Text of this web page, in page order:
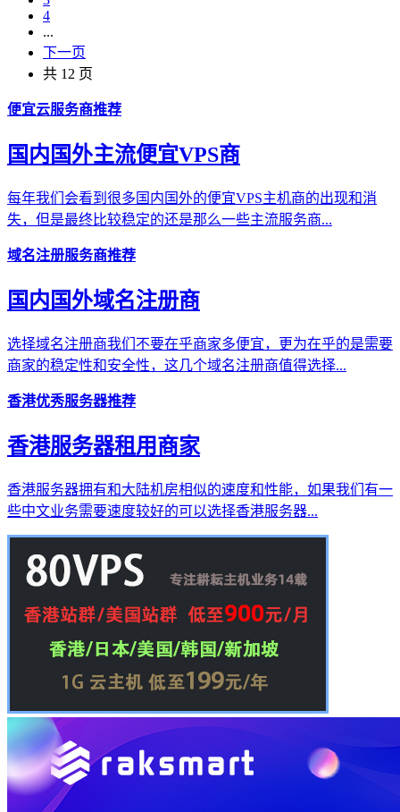
4
...
下一页
共 12 页
便宜云服务商推荐
国内国外主流便宜VPS商
每年我们会看到很多国内国外的便宜VPS主机商的出现和消
失，但是最终比较稳定的还是那么一些主流服务商...
域名注册服务商推荐
国内国外域名注册商
选择域名注册商我们不要在乎商家多便宜，更为在乎的是需要
商家的稳定性和安全性，这几个域名注册商值得选择...
香港优秀服务器推荐
香港服务器租用商家
香港服务器拥有和大陆机房相似的速度和性能，如果我们有一
些中文业务需要速度较好的可以选择香港服务器...